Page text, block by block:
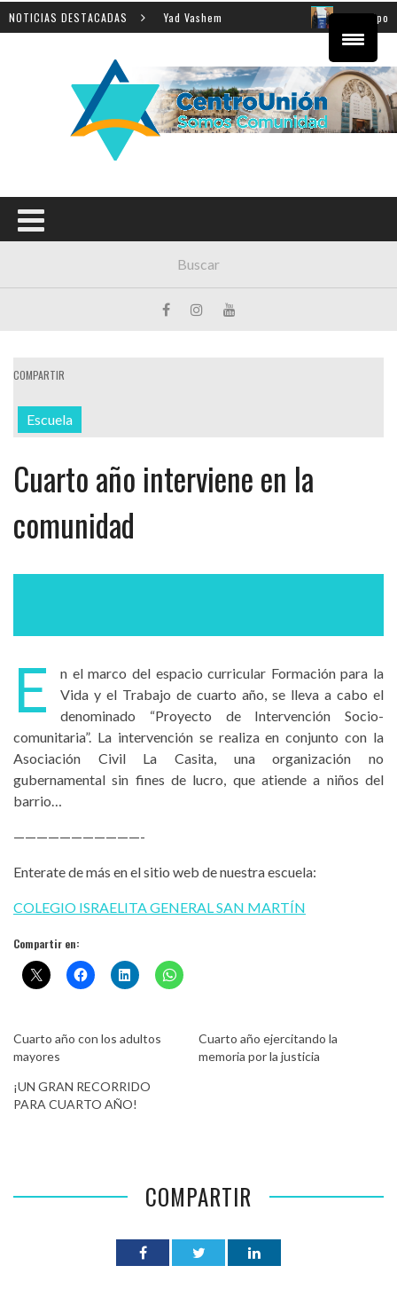
NOTICIAS DESTACADAS
de la Shoá en Yad Vashem El equipo
COMPARTIR
Escuela
Cuarto año interviene en la
comunidad
E
n el marco del espacio curricular Formación para la
Vida y el Trabajo de cuarto año, se lleva a cabo el
denominado “Proyecto de Intervención Socio-
comunitaria”. La intervención se realiza en conjunto con la
Asociación Civil La Casita, una organización no
gubernamental sin fines de lucro, que atiende a niños del
barrio…
———————————-
Enterate de más en el sitio web de nuestra escuela:
COLEGIO ISRAELITA GENERAL SAN MARTÍN
Compartir en:
Cuarto año con los adultos
mayores
Cuarto año ejercitando la
memoria por la justicia
¡UN GRAN RECORRIDO
PARA CUARTO AÑO!
COMPARTIR